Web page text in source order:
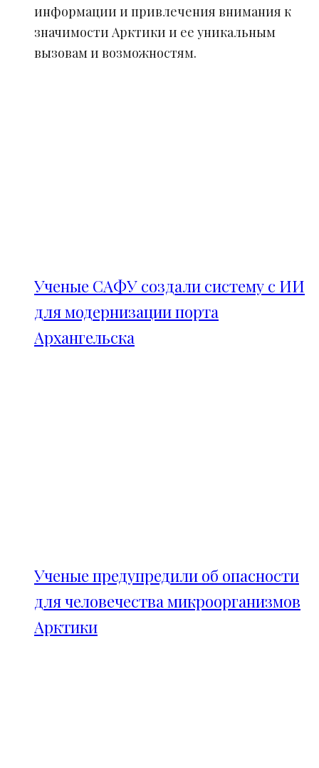
информации и привлечения внимания к
значимости Арктики и ее уникальным
вызовам и возможностям.
Ученые САФУ создали систему с ИИ
для модернизации порта
Архангельска
Ученые предупредили об опасности
для человечества микроорганизмов
Арктики